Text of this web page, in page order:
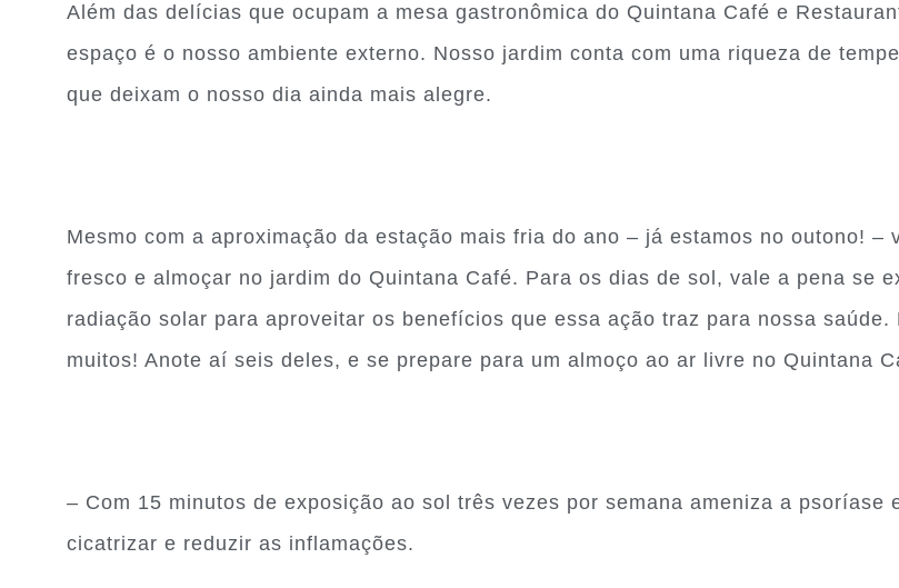
Além das delícias que ocupam a mesa gastronômica do Quintana Café e
espaço é o nosso ambiente externo. Nosso jardim conta com uma riqueza de
que deixam o nosso dia ainda mais alegre.
Mesmo com a aproximação da estação mais fria do ano – já estamos no outono! –
fresco e almoçar no jardim do Quintana Café. Para os dias de sol, vale a pena se
radiação solar para aproveitar os benefícios que essa ação traz para nossa
muitos! Anote aí seis deles, e se prepare para um almoço ao ar livre no Quintana
– Com 15 minutos de exposição ao sol três vezes por semana ameniza a psoríase
cicatrizar e reduzir as inflamações.